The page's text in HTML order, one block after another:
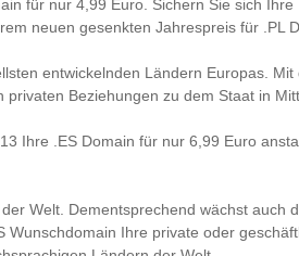
für nur 4,99 Euro. Sichern Sie sich Ihre
neuen gesenkten Jahrespreis für .PL
entwickelnden Ländern Europas. Mit
Beziehungen zu dem Staat in
Ihre .ES Domain für nur 6,99 Euro
Welt. Dementsprechend wächst auch
Ihre private oder